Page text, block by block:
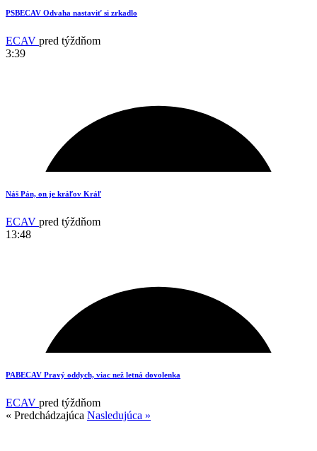
18
PSBECAV Odvaha nastaviť si zrkadlo
ECAV pred týždňom
3:39
3
Náš Pán, on je kráľov Kráľ
ECAV pred týždňom
13:48
PABECAV Pravý oddych, viac než letná dovolenka
ECAV pred týždňom
« Predchádzajúca Nasledujúca »